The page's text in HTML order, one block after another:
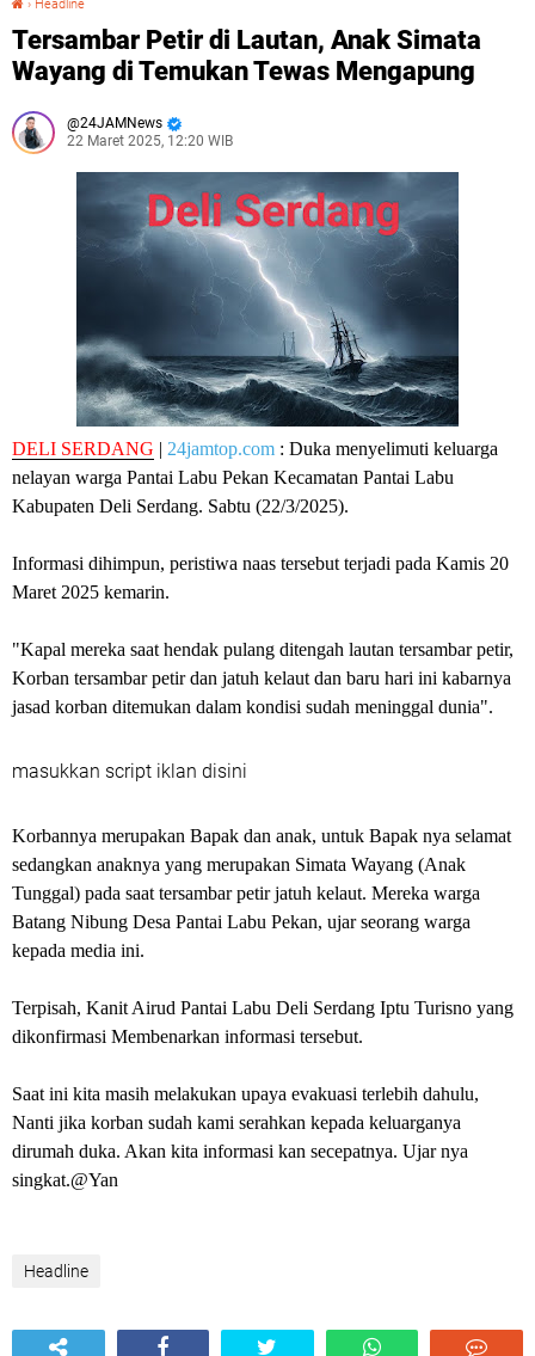
› Headline
Tersambar Petir di Lautan, Anak Simata
Wayang di Temukan Tewas Mengapung
24JAMNews
22 Maret 2025, 12:20 WIB
DELI SERDANG | 24jamtop.com : Duka menyelimuti keluarga
nelayan warga Pantai Labu Pekan Kecamatan Pantai Labu
Kabupaten Deli Serdang. Sabtu (22/3/2025).
Informasi dihimpun, peristiwa naas tersebut terjadi pada Kamis 20
Maret 2025 kemarin.
"Kapal mereka saat hendak pulang ditengah lautan tersambar petir,
Korban tersambar petir dan jatuh kelaut dan baru hari ini kabarnya
jasad korban ditemukan dalam kondisi sudah meninggal dunia".
masukkan script iklan disini
Korbannya merupakan Bapak dan anak, untuk Bapak nya selamat
sedangkan anaknya yang merupakan Simata Wayang (Anak
Tunggal) pada saat tersambar petir jatuh kelaut. Mereka warga
Batang Nibung Desa Pantai Labu Pekan, ujar seorang warga
kepada media ini.
Terpisah, Kanit Airud Pantai Labu Deli Serdang Iptu Turisno yang
dikonfirmasi Membenarkan informasi tersebut.
Saat ini kita masih melakukan upaya evakuasi terlebih dahulu,
Nanti jika korban sudah kami serahkan kepada keluarganya
dirumah duka. Akan kita informasi kan secepatnya. Ujar nya
singkat.@Yan
Headline